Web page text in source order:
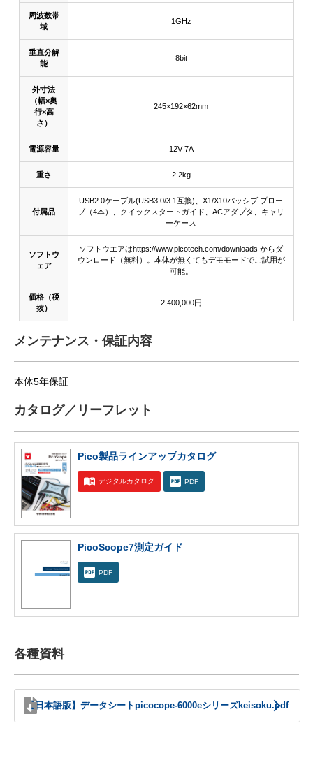
周波数帯
域
1GHz
垂直分解
能
8bit
外寸法
（幅×奥
行×高
さ）
245×192×62mm
電源容量 12V 7A
重さ 2.2kg
付属品
USB2.0ケーブル(USB3.0/3.1互換)、X1/X10パッシブ プロー
ブ（4本）、クイックスタートガイド、ACアダプタ、キャリ
ーケース
ソフトウ
ェア
ソフトウエアはhttps://www.picotech.com/downloads からダ
ウンロード（無料）。本体が無くてもデモモードでご試用が
可能。
価格（税
抜）
2,400,000円
メンテナンス・保証内容
本体5年保証
カタログ／リーフレット
Pico製品ラインアップカタログ
デジタルカタログ PDF
PicoScope7測定ガイド
PDF
各種資料
【日本語版】データシートpicocope-6000eシリーズkeisoku.pdf